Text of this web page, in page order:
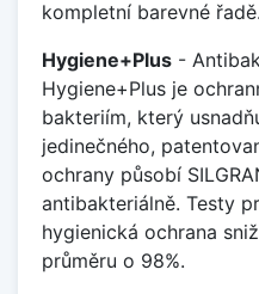
kompletní barevné řadě.
Hygiene+Plus -
Hygiene+Plus je
bakteriím, který
jedinečného,
ochrany působí
antibakteriálně. Testy
hygienická ochrana
průměru o 98%.